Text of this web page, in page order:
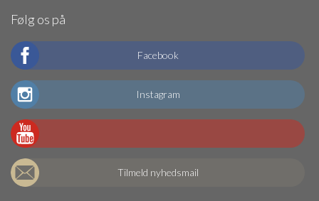
Følg os på
Facebook
Instagram
Tilmeld nyhedsmail